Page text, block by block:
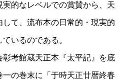
的なレベルでの賞賛から、天
て、流布本の日常的・現実的
いるのである。
考館蔵天正本『太平記』を底
の巻末に「于時天正廿暦終春